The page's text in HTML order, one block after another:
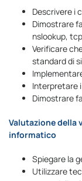
Descrivere i
Dimostrare
nslookup,
Verificare
standard di
Interpretare
Dimostrare
Valutazione della
informatico
Spiegare la
Utilizzare